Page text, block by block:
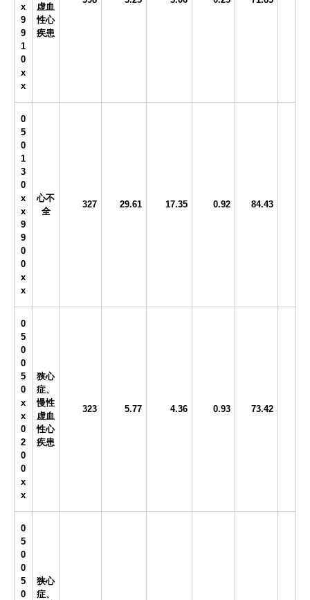
x
9
9
1
0
x
x
虚血
性心
疾患
0
5
0
1
3
0
x
x
9
9
0
0
x
x
心不
全
327 29.61 17.35 0.92 84.43
0
5
0
0
5
0
x
x
0
2
0
0
x
x
狭心
症、
慢性
虚血
性心
疾患
323 5.77 4.36 0.93 73.42
0
5
0
0
5
0
狭心
症、